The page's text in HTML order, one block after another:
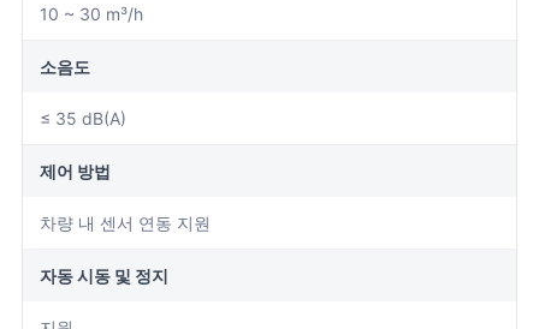
10 ~ 30 m³/h
소음도
≤ 35 dB(A)
제어 방법
차량 내 센서 연동 지원
자동 시동 및 정지